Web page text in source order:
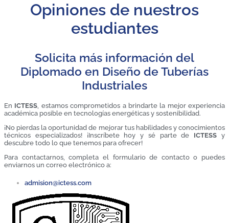
Opiniones de nuestros
estudiantes
Solicita más información del
Diplomado en Diseño de Tuberías
Industriales
En ICTESS, estamos comprometidos a brindarte la mejor experiencia
académica posible en tecnologías energéticas y sostenibilidad.
¡No pierdas la oportunidad de mejorar tus habilidades y conocimientos
técnicos especializados! ¡Inscríbete hoy y sé parte de ICTESS y
descubre todo lo que tenemos para ofrecer!
Para contactarnos, completa el formulario de contacto o puedes
enviarnos un correo electrónico a:
admision@ictess.com